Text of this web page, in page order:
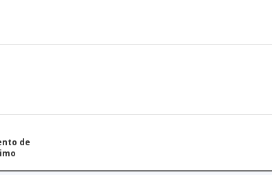
de